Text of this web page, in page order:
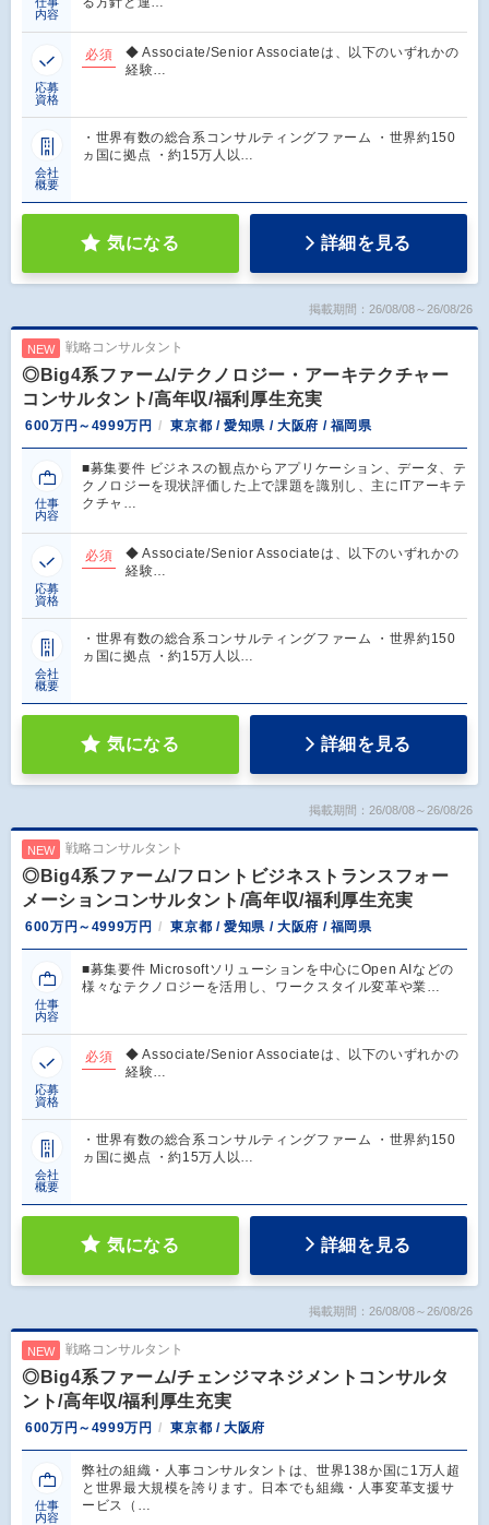
内容
応募
資格
必須
◆ Associate/Senior Associateは、以下のいずれかの
経験…
会社
概要
・世界有数の総合系コンサルティングファーム ・世界約150
ヵ国に拠点 ・約15万人以…
気になる 詳細を見る
掲載期間：26/08/08～26/08/26
NEW 戦略コンサルタント
◎Big4系ファーム/テクノロジー・アーキテクチャー
コンサルタント/高年収/福利厚生充実
600万円～4999万円 東京都 / 愛知県 / 大阪府 / 福岡県
仕事
内容
■募集要件 ビジネスの観点からアプリケーション、データ、テ
クノロジーを現状評価した上で課題を識別し、主にITアーキテ
クチャ…
応募
資格
必須
◆ Associate/Senior Associateは、以下のいずれかの
経験…
会社
概要
・世界有数の総合系コンサルティングファーム ・世界約150
ヵ国に拠点 ・約15万人以…
気になる 詳細を見る
掲載期間：26/08/08～26/08/26
NEW 戦略コンサルタント
◎Big4系ファーム/フロントビジネストランスフォー
メーションコンサルタント/高年収/福利厚生充実
600万円～4999万円 東京都 / 愛知県 / 大阪府 / 福岡県
仕事
内容
■募集要件 Microsoftソリューションを中心にOpen AIなどの
様々なテクノロジーを活用し、ワークスタイル変革や業…
応募
資格
必須
◆ Associate/Senior Associateは、以下のいずれかの
経験…
会社
概要
・世界有数の総合系コンサルティングファーム ・世界約150
ヵ国に拠点 ・約15万人以…
気になる 詳細を見る
掲載期間：26/08/08～26/08/26
NEW 戦略コンサルタント
◎Big4系ファーム/チェンジマネジメントコンサルタ
ント/高年収/福利厚生充実
600万円～4999万円 東京都 / 大阪府
仕事
内容
弊社の組織・人事コンサルタントは、世界138か国に1万人超
と世界最大規模を誇ります。日本でも組織・人事変革支援サ
ービス（…